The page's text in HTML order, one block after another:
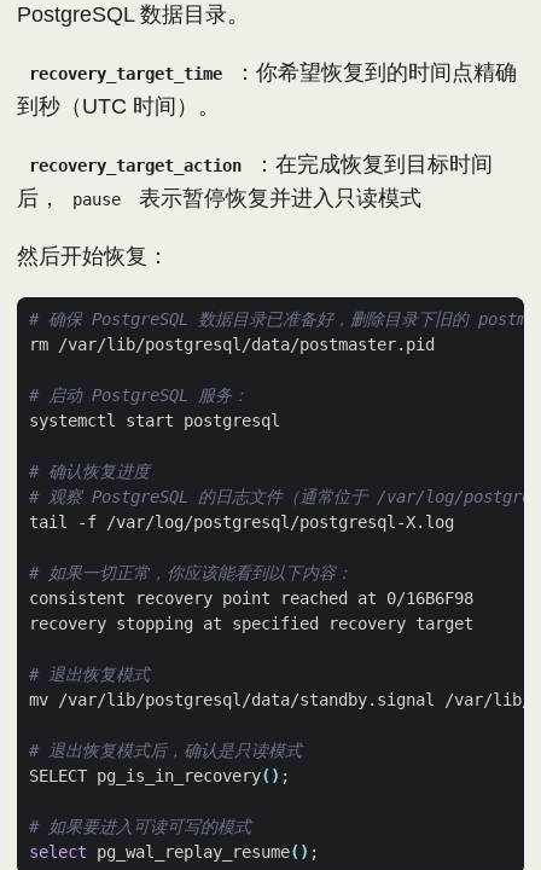
PostgreSQL 数据目录。
recovery_target_time
：你希望恢复到的时间点精确
到秒（UTC 时间）。
recovery_target_action
：在完成恢复到目标时间
后，
pause 表示暂停恢复并进入只读模式
然后开始恢复：
# 确保 PostgreSQL 数据目录已准备好，删除目录下旧的
# 启动 PostgreSQL 服务：
# 确认恢复进度
# 观察 PostgreSQL 的日志文件（通常位于 /var/log/
# 如果一切正常，你应该能看到以下内容：
# 退出恢复模式
# 退出恢复模式后，确认是只读模式
SELECT pg_is_in_recovery() ;
# 如果要进入可读可写的模式
select pg_wal_replay_resume() ;